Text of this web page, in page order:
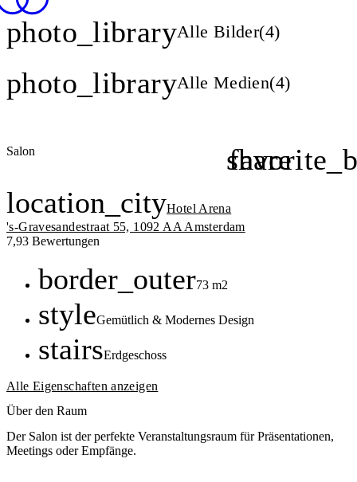
photo_libraryAlle Bilder(4)
photo_libraryAlle Medien(4)
Salon share
location_cityHotel Arena
's-Gravesandestraat 55, 1092 AA Amsterdam
Durchschnittliche Bewertung von 7,9 von 10
7,9Anzahl der Bewertungen: 3
3 Bewertungen
border_outer73 m2
styleGemütlich & Modernes Design
stairsErdgeschoss
Alle Eigenschaften anzeigen
Über den Raum
Der Salon ist der perfekte Veranstaltungsraum für Präsentationen,
Meetings oder Empfänge.